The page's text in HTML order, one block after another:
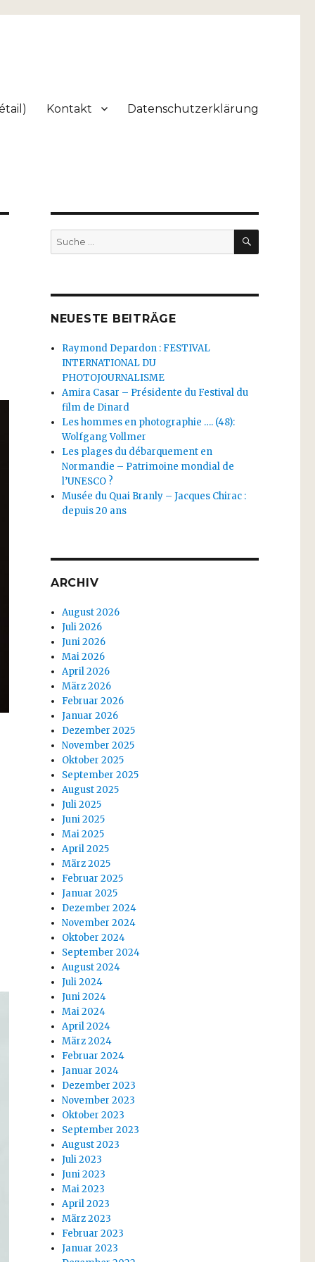
Kontakt Datenschutzerklärung
Suche
nach:
SUCHEN
NEUESTE BEITRÄGE
Raymond Depardon : FESTIVAL
INTERNATIONAL DU
PHOTOJOURNALISME
Amira Casar – Présidente du Festival du
film de Dinard
Les hommes en photographie …. (48):
Wolfgang Vollmer
Les plages du débarquement en
Normandie – Patrimoine mondial de
l’UNESCO ?
Musée du Quai Branly – Jacques Chirac :
depuis 20 ans
ARCHIV
August 2026
Juli 2026
Juni 2026
Mai 2026
April 2026
März 2026
Februar 2026
Januar 2026
Dezember 2025
November 2025
Oktober 2025
September 2025
August 2025
Juli 2025
Juni 2025
Mai 2025
April 2025
März 2025
Februar 2025
Januar 2025
Dezember 2024
November 2024
Oktober 2024
September 2024
August 2024
Juli 2024
Juni 2024
Mai 2024
April 2024
März 2024
Februar 2024
Januar 2024
Dezember 2023
November 2023
Oktober 2023
September 2023
August 2023
Juli 2023
Juni 2023
Mai 2023
April 2023
März 2023
Februar 2023
Januar 2023